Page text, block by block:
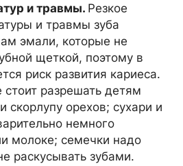
и травмы. Резкое
и травмы зуба
эмали, которые не
щеткой, поэтому в
риск развития кариеса.
стоит разрешать детям
скорлупу орехов; сухари и
немного
молоке; семечки надо
раскусывать зубами.